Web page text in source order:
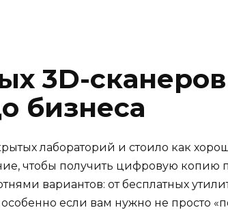
3D-
бизнеса
лабораторий и стоило как
чтобы получить цифровую копию
вариантов: от бесплатных
если вам нужно не просто